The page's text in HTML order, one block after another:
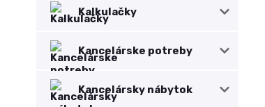
Kalkulačky
Kancelárske potreby
Kancelársky nábytok